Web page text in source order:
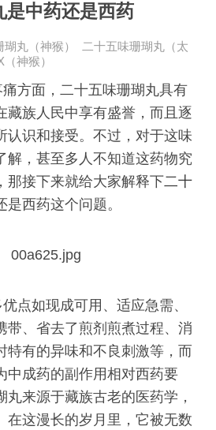
是中药还是西药
丸（神猴）
二十五味珊瑚丸（太
神猴）
方面，二十五味珊瑚丸具有
藏族人民中享有盛誉，而且逐
认识和接受。不过，对于这味
解，甚至多人不知道这药物究
那接下来就给大家解释下二十
是西药这个问题。
点如现成可用、适应急需、
带、省去了煎剂煎煮过程、消
特有的异味和不良刺激等，而
中成药的副作用相对西药要
丸来源于藏族古老的医药学，
在这漫长的岁月里，它被无数